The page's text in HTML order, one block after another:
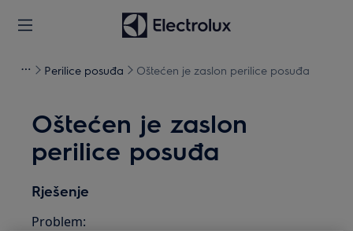
Perilice posuđa Oštećen je zaslon perilice posuđa
Oštećen je zaslon
perilice posuđa
Rješenje
Problem: